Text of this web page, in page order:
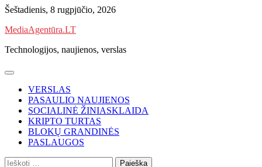
Skip
content
Šeštadienis, 8 rugpjūčio, 2026
MediaAgentūra.LT
Technologijos, naujienos, verslas
VERSLAS
PASAULIO NAUJIENOS
SOCIALINĖ ŽINIASKLAIDA
KRIPTO TURTAS
BLOKŲ GRANDINĖS
PASLAUGOS
Ieškoti: